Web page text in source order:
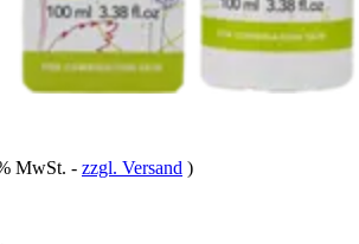
MwSt. - zzgl. Versand )